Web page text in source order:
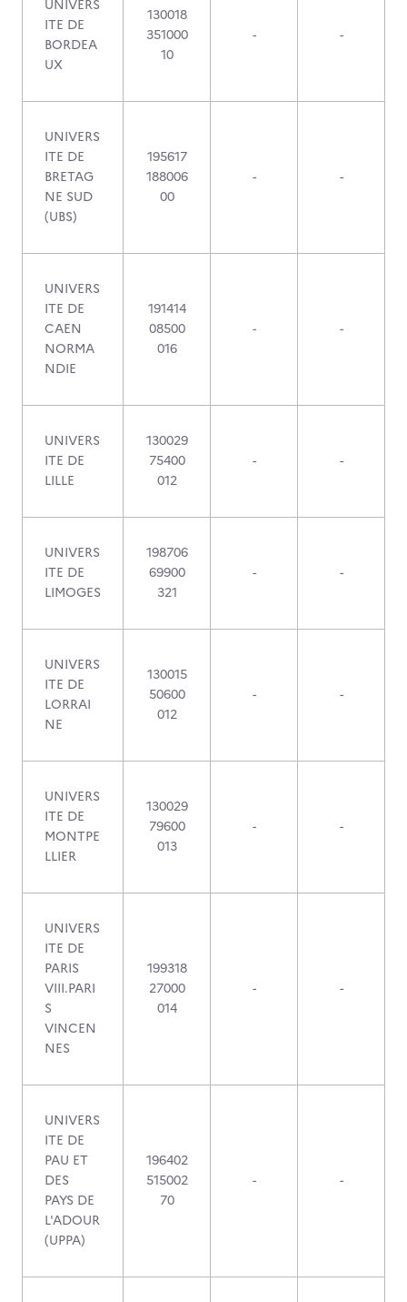
UNIVERS
ITE DE
BORDEA
UX
130018
351000
10
- -
UNIVERS
ITE DE
BRETAG
NE SUD
(UBS)
195617
188006
00
- -
UNIVERS
ITE DE
CAEN
NORMA
NDIE
191414
08500
016
- -
UNIVERS
ITE DE
LILLE
130029
75400
012
- -
UNIVERS
ITE DE
LIMOGES
198706
69900
321
- -
UNIVERS
ITE DE
LORRAI
NE
130015
50600
012
- -
UNIVERS
ITE DE
MONTPE
LLIER
130029
79600
013
- -
UNIVERS
ITE DE
PARIS
VIII.PARI
S
VINCEN
NES
199318
27000
014
- -
UNIVERS
ITE DE
PAU ET
DES
PAYS DE
L'ADOUR
(UPPA)
196402
515002
70
- -